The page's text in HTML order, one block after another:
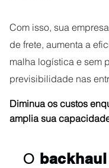
Com isso, sua
de frete, aumenta a
malha logística e sem
previsibilidade nas
Diminua os custos
amplia sua
O backhaul